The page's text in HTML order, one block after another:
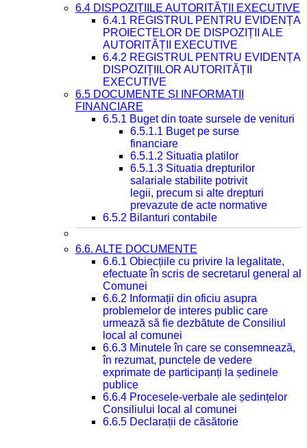
6.4 DISPOZIȚIILE AUTORITĂȚII EXECUTIVE
6.4.1 REGISTRUL PENTRU EVIDENȚA
PROIECTELOR DE DISPOZIȚII ALE
AUTORITĂȚII EXECUTIVE
6.4.2 REGISTRUL PENTRU EVIDENȚA
DISPOZIȚIILOR AUTORITĂȚII
EXECUTIVE
6.5 DOCUMENTE ȘI INFORMAȚII
FINANCIARE
6.5.1 Buget din toate sursele de venituri
6.5.1.1 Buget pe surse
financiare
6.5.1.2 Situatia platilor
6.5.1.3 Situatia drepturilor
salariale stabilite potrivit
legii, precum si alte drepturi
prevazute de acte normative
6.5.2 Bilanturi contabile
6.6. ALTE DOCUMENTE
6.6.1 Obiecțiile cu privire la legalitate,
efectuate în scris de secretarul general al
Comunei
6.6.2 Informații din oficiu asupra
problemelor de interes public care
urmează să fie dezbătute de Consiliul
local al comunei
6.6.3 Minutele în care se consemnează,
în rezumat, punctele de vedere
exprimate de participanți la ședinele
publice
6.6.4 Procesele-verbale ale ședințelor
Consiliului local al comunei
6.6.5 Declarații de căsătorie